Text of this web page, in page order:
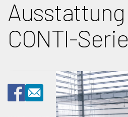
CONTI-Serie